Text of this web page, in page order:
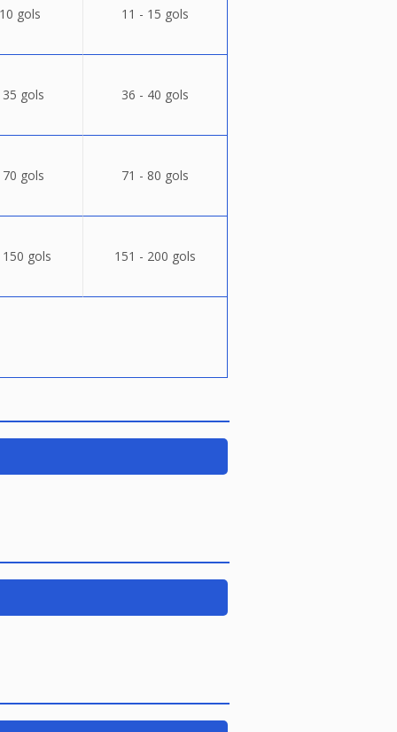
gols 11 - 15 gols
gols 36 - 40 gols
gols 71 - 80 gols
gols 151 - 200 gols